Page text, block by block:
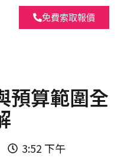
免費索取報價
預算範圍全
3:52 下午